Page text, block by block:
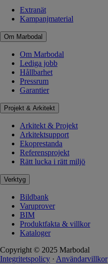
Extranät
Kampanjmaterial
Om Marbodal
Om Marbodal
Lediga jobb
Hållbarhet
Pressrum
Garantier
Projekt & Arkitekt
Arkitekt & Projekt
Arkitektsupport
Ekoprestanda
Referensprojekt
Rätt lucka i rätt miljö
Verktyg
Bildbank
Varuprover
BIM
Produktfakta & villkor
Kataloger
Copyright © 2025 Marbodal
Integritetspolicy · Användarvillkor